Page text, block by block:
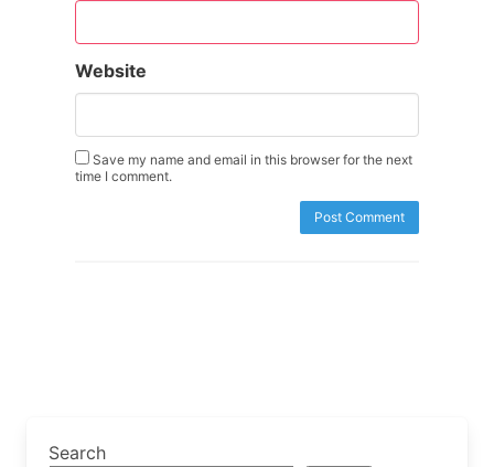
Website
Save my name and email in this browser for the next
time I comment.
Search